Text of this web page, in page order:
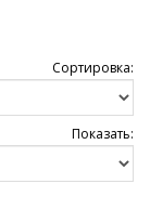
Сортировка:
Показать: